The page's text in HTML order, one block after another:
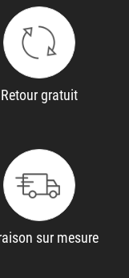
Retour gratuit
sur mesure